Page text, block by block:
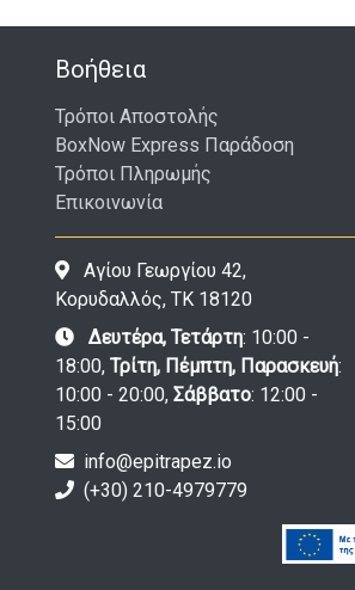
Βοήθεια
Τρόποι Αποστολής
BoxNow Express Παράδοση
Τρόποι Πληρωμής
Επικοινωνία
Αγίου Γεωργίου 42,
Κορυδαλλός, ΤΚ 18120
Δευτέρα, Τετάρτη: 10:00 -
18:00, Τρίτη, Πέμπτη, Παρασκευή:
10:00 - 20:00, Σάββατο: 12:00 -
15:00
info@epitrapez.io
(+30) 210-4979779